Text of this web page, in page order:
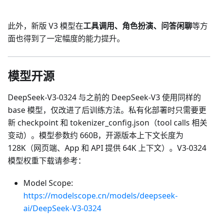
此外，新版 V3 模型在工具调用、角色扮演、问答闲聊等方
面也得到了一定幅度的能力提升。
模型开源
DeepSeek-V3-0324 与之前的 DeepSeek-V3 使用同样的
base 模型，仅改进了后训练方法。私有化部署时只需要更
新 checkpoint 和 tokenizer_config.json（tool calls 相关
变动）。模型参数约 660B，开源版本上下文长度为
128K（网页端、App 和 API 提供 64K 上下文）。V3-0324
模型权重下载请参考：
Model Scope:
https://modelscope.cn/models/deepseek-
ai/DeepSeek-V3-0324